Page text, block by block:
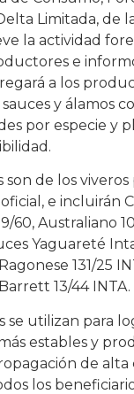
Limitada, de
la actividad
e
a los
y álamos
por especie y
son de los
e incluirán
60, Australiano
Yaguareté
131/25
13/44 INTA.
se utilizan para
estables y
de
los